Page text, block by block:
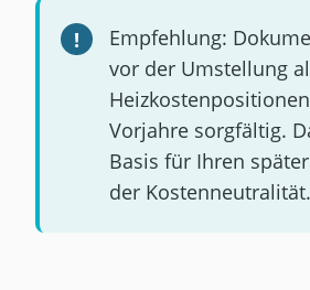
Empfehlung:
vor der Umstellung
Vorjahre sorgfältig.
Basis für Ihren
der Kostenneutralität.